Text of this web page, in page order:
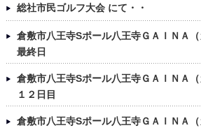
総社市民ゴルフ大会 にて・・
倉敷市八王寺Sポール八王寺ＧＡＩＮＡ
最終日
倉敷市八王寺Sポール八王寺ＧＡＩＮＡ
１２日目
倉敷市八王寺Sポール八王寺ＧＡＩＮＡ